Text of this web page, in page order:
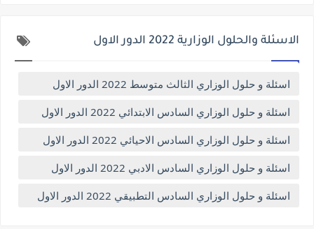
الاسئلة والحلول الوزارية 2022 الدور الاول
اسئلة و حلول الوزاري الثالث متوسط 2022 الدور الاول
اسئلة و حلول الوزاري السادس الابتدائي 2022 الدور الاول
اسئلة و حلول الوزاري السادس الاحيائي 2022 الدور الاول
اسئلة و حلول الوزاري السادس الادبي 2022 الدور الاول
اسئلة و حلول الوزاري السادس التطبيقي 2022 الدور الاول